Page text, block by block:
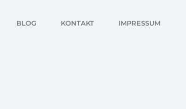
BLOG KONTAKT IMPRESSUM